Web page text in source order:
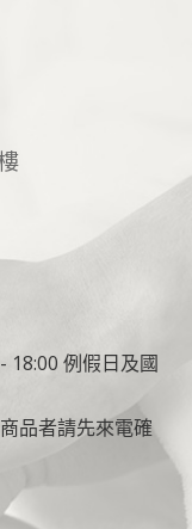
18:00 例假日及國
品者請先來電確